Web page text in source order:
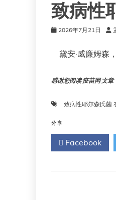
致病性
2026年7月21日
黛安·威廉姆森
感谢您阅读 疫苗网 文
致病性耶尔森氏菌
分享
Facebook